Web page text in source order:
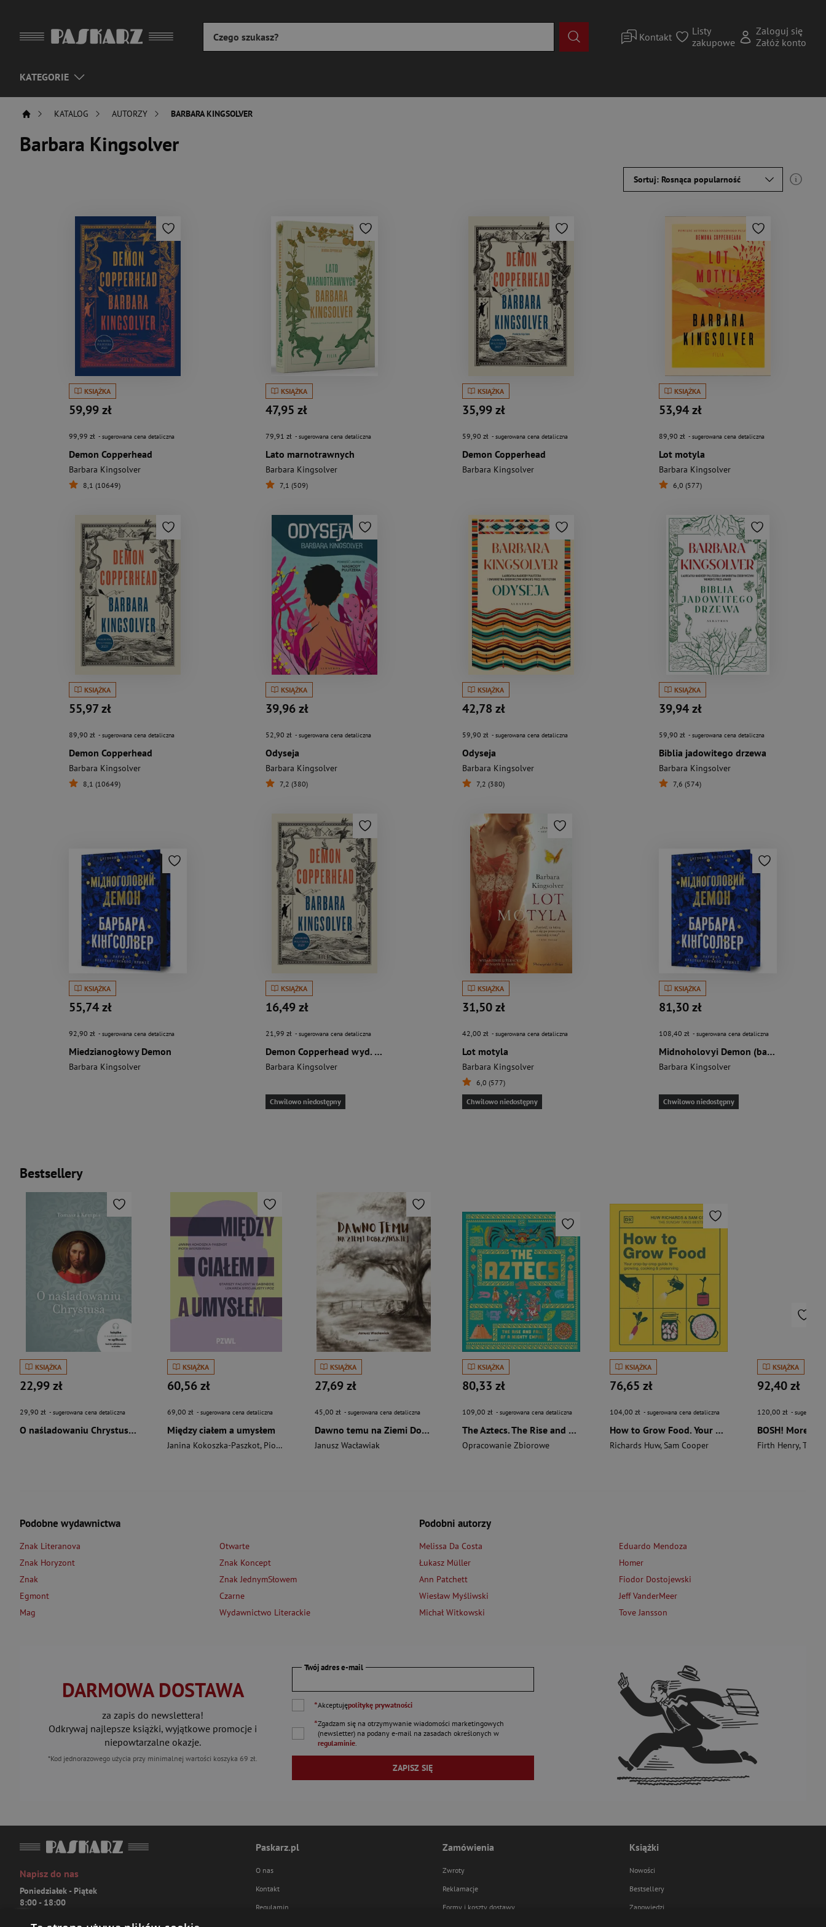
Kontakt
Listy
zakupowe
Zaloguj się
Załóż konto
KATEGORIE
KATALOG AUTORZY BARBARA KINGSOLVER
Barbara Kingsolver
Sortuj: Rosnąca popularność
KSIĄŻKA
59,99 zł
99,99 zł - sugerowana cena detaliczna
Demon Copperhead
Barbara Kingsolver
8,1 (10649)
KSIĄŻKA
47,95 zł
79,91 zł - sugerowana cena detaliczna
Lato marnotrawnych
Barbara Kingsolver
7,1 (509)
KSIĄŻKA
35,99 zł
59,90 zł - sugerowana cena detaliczna
Demon Copperhead
Barbara Kingsolver
KSIĄŻKA
53,94 zł
89,90 zł - sugerowana cena detaliczna
Lot motyla
Barbara Kingsolver
6,0 (577)
KSIĄŻKA
55,97 zł
89,90 zł - sugerowana cena detaliczna
Demon Copperhead
Barbara Kingsolver
8,1 (10649)
KSIĄŻKA
39,96 zł
52,90 zł - sugerowana cena detaliczna
Odyseja
Barbara Kingsolver
7,2 (380)
KSIĄŻKA
42,78 zł
59,90 zł - sugerowana cena detaliczna
Odyseja
Barbara Kingsolver
7,2 (380)
KSIĄŻKA
39,94 zł
59,90 zł - sugerowana cena detaliczna
Biblia jadowitego drzewa
Barbara Kingsolver
7,6 (574)
KSIĄŻKA
55,74 zł
92,90 zł - sugerowana cena detaliczna
Miedzianogłowy Demon
Barbara Kingsolver
KSIĄŻKA
16,49 zł
21,99 zł - sugerowana cena detaliczna
Demon Copperhead wyd. kieszonkowe
Barbara Kingsolver
Chwilowo niedostępny
KSIĄŻKA
31,50 zł
42,00 zł - sugerowana cena detaliczna
Lot motyla
Barbara Kingsolver
6,0 (577)
Chwilowo niedostępny
KSIĄŻKA
81,30 zł
108,40 zł - sugerowana cena detaliczna
Midnoholovyi Demon (barwione brzegi)
Barbara Kingsolver
Chwilowo niedostępny
Bestsellery
KSIĄŻKA
22,99 zł
29,90 zł - sugerowana cena detaliczna
O naśladowaniu Chrystusa wyd. 2026
KSIĄŻKA
60,56 zł
69,00 zł - sugerowana cena detaliczna
Między ciałem a umysłem
Janina Kokoszka-Paszkot, Piotr Wierzbiński
KSIĄŻKA
27,69 zł
45,00 zł - sugerowana cena detaliczna
Dawno temu na Ziemi Dobrzyńskiej
Janusz Wacławiak
KSIĄŻKA
80,33 zł
109,00 zł - sugerowana cena detaliczna
The Aztecs. The Rise and Fall of a Mighty Empire
Opracowanie Zbiorowe
KSIĄŻKA
76,65 zł
104,00 zł - sugerowana cena detaliczna
How to Grow Food. Your Crop-by-Crop Guide to Growing, Cooking, & Preserving
Richards Huw, Sam Cooper
KSIĄŻKA
92,40 zł
120,00 zł -
Firth Henry,
Podobne wydawnictwa
Znak Literanova
Znak Horyzont
Znak
Egmont
Mag
Otwarte
Znak Koncept
Znak JednymSłowem
Czarne
Wydawnictwo Literackie
Podobni autorzy
Melissa Da Costa
Łukasz Müller
Ann Patchett
Wiesław Myśliwski
Michał Witkowski
Eduardo Mendoza
Homer
Fiodor Dostojewski
Jeff VanderMeer
Tove Jansson
DARMOWA DOSTAWA
za zapis do newslettera!
Odkrywaj najlepsze książki, wyjątkowe promocje i
niepowtarzalne okazje.
*Kod jednorazowego użycia przy minimalnej wartości koszyka 69 zł.
Twój adres e-mail
*Akceptujępolitykę prywatności
*Zgadzam się na otrzymywanie wiadomości marketingowych
(newsletter) na podanye-mail na zasadach określonych w
regulaminie
ZAPISZ SIĘ
Napisz do nas
Poniedziałek - Piątek
8:00 - 18:00
Paskarz.pl
O nas
Kontakt
Regulamin
Zamówienia
Zwroty
Reklamacje
Formy i koszty dostawy
Książki
Nowości
Bestsellery
Zapowiedzi